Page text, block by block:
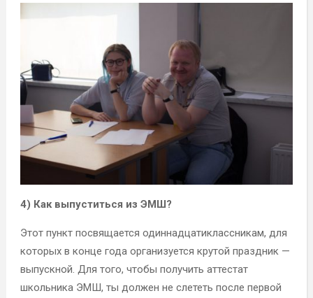
4) Как выпуститься из ЭМШ?
Этот пункт посвящается одиннадцатиклассникам, для
которых в конце года организуется крутой праздник —
выпускной. Для того, чтобы получить аттестат
школьника ЭМШ, ты должен не слететь после первой